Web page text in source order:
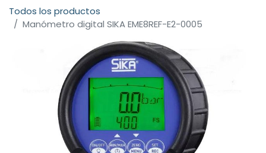
Todos los productos
Manómetro digital SIKA EME8REF-E2-0005